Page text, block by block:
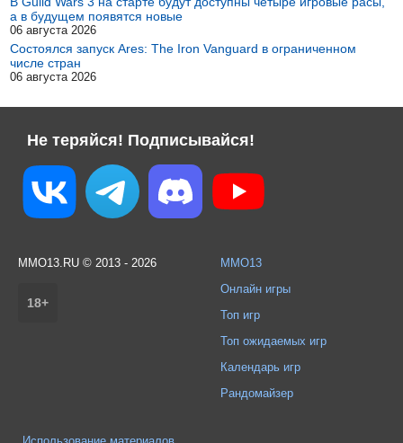
а в будущем появятся новые
06 августа 2026
Состоялся запуск Ares: The Iron Vanguard в ограниченном
числе стран
06 августа 2026
Не теряйся! Подписывайся!
MMO13.RU © 2013 - 2026
18+
MMO13
Онлайн игры
Топ игр
Топ ожидаемых игр
Календарь игр
Рандомайзер